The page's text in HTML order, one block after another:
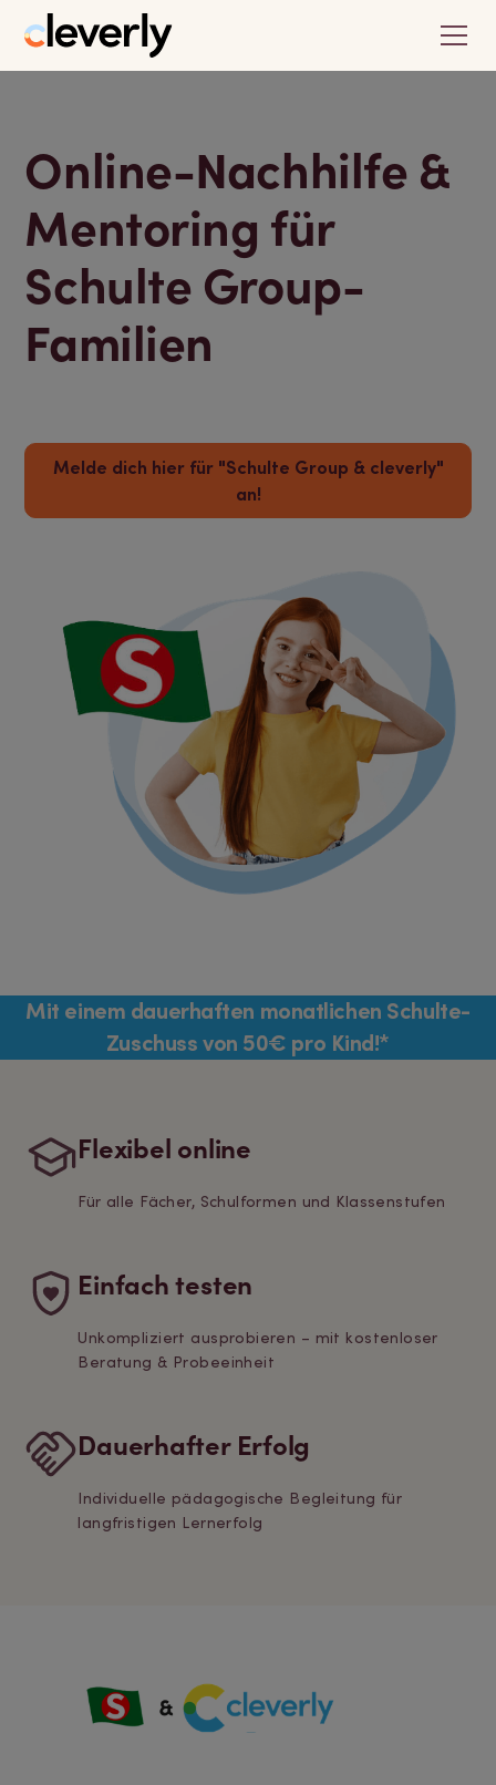
Online-Nachhilfe &
Mentoring für
Schulte Group-
Familien
Melde dich hier für "Schulte Group & cleverly"
an!
Mit einem dauerhaften monatlichen Schulte-
Zuschuss von 50€ pro Kind!*
Flexibel online
Für alle Fächer, Schulformen und Klassenstufen
Einfach testen
Unkompliziert ausprobieren – mit kostenloser
Beratung & Probeeinheit
Dauerhafter Erfolg
Individuelle pädagogische Begleitung für
langfristigen Lernerfolg